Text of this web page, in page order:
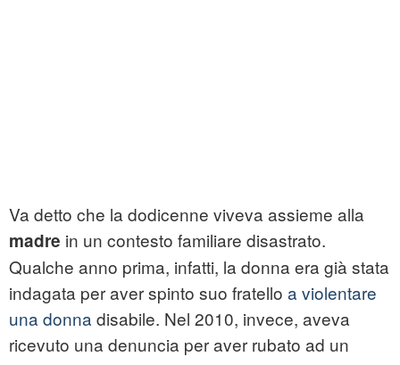
Va detto che la dodicenne viveva assieme alla
madre in un contesto familiare disastrato.
Qualche anno prima, infatti, la donna era già stata
indagata per aver spinto suo fratello a violentare
una donna disabile. Nel 2010, invece, aveva
ricevuto una denuncia per aver rubato ad un